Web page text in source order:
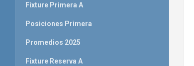
Fixture Primera A
Posiciones Primera
Promedios 2025
Fixture Reserva A